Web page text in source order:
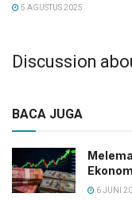
5 AGUSTUS 2025
Discussion
BACA JUGA
6 JUNI